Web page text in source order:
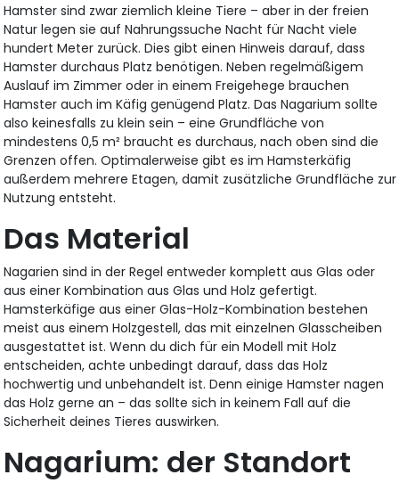
Hamster sind zwar ziemlich kleine Tiere – aber in der freien
Natur legen sie auf Nahrungssuche Nacht für Nacht viele
hundert Meter zurück. Dies gibt einen Hinweis darauf, dass
Hamster durchaus Platz benötigen. Neben regelmäßigem
Auslauf im Zimmer oder in einem Freigehege brauchen
Hamster auch im Käfig genügend Platz. Das Nagarium sollte
also keinesfalls zu klein sein – eine Grundfläche von
mindestens 0,5 m² braucht es durchaus, nach oben sind die
Grenzen offen. Optimalerweise gibt es im Hamsterkäfig
außerdem mehrere Etagen, damit zusätzliche Grundfläche zur
Nutzung entsteht.
Das Material
Nagarien sind in der Regel entweder komplett aus Glas oder
aus einer Kombination aus Glas und Holz gefertigt.
Hamsterkäfige aus einer Glas-Holz-Kombination bestehen
meist aus einem Holzgestell, das mit einzelnen Glasscheiben
ausgestattet ist. Wenn du dich für ein Modell mit Holz
entscheiden, achte unbedingt darauf, dass das Holz
hochwertig und unbehandelt ist. Denn einige Hamster nagen
das Holz gerne an – das sollte sich in keinem Fall auf die
Sicherheit deines Tieres auswirken.
Nagarium: der Standort